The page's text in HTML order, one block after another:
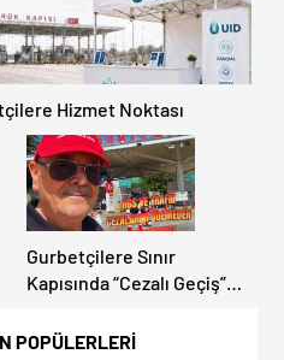
POPÜLERLERİ
Hizmet Noktası
Gurbetçilere Sınır
Kapısında “Cezalı Geçiş”
Dışına Çıkamıyor!